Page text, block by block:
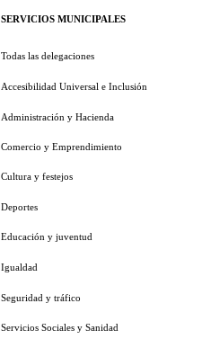
SERVICIOS MUNICIPALES
Todas las delegaciones
Accesibilidad Universal e Inclusión
Administración y Hacienda
Comercio y Emprendimiento
Cultura y festejos
Deportes
Educación y juventud
Igualdad
Seguridad y tráfico
Servicios Sociales y Sanidad